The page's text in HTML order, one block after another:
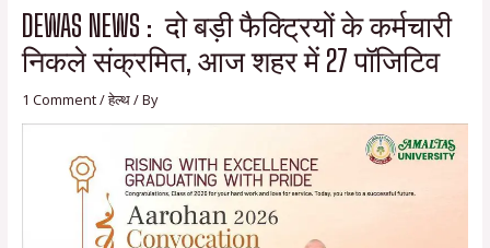
DEWAS NEWS : दो बड़ी फैक्ट्रियों के कर्मचारी
निकले संक्रमित, आज शहर में 27 पॉजिटिव
1 Comment/हेल्थ/ By